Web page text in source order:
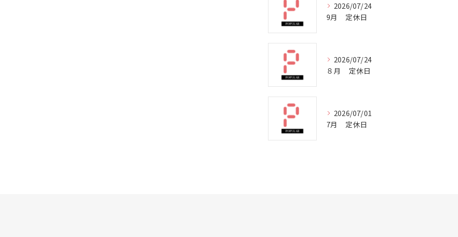
2026/07/24
9月 定休日
2026/07/24
８月 定休日
2026/07/01
7月 定休日